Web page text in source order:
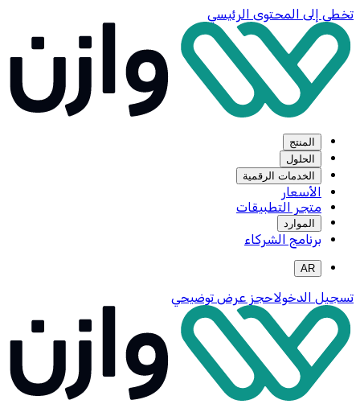
تخطي إلى المحتوى الرئيسي
المنتج
الحلول
الخدمات الرقمية
الأسعار
متجر التطبيقات
الموارد
برنامج الشركاء
AR
تسجيل الدخولاحجز عرض توضيحي